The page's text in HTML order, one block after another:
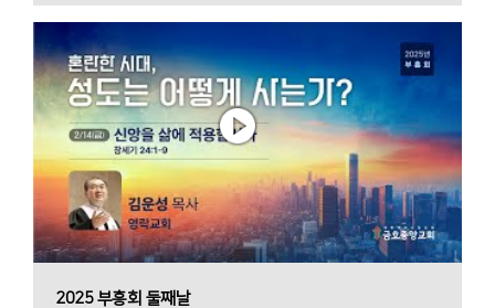
2025 부흥회 둘째날